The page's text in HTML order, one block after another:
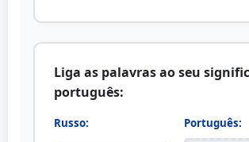
Liga as palavras ao seu
português:
Russo: Português: